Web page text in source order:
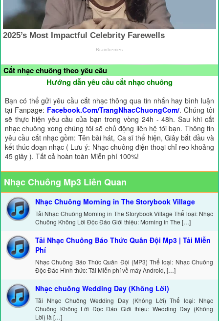
Cắt nhạc chuông theo yêu cầu
Hướng dẫn yêu cầu cắt nhạc chuông
Bạn có thể gửi yêu cầu cắt nhạc thông qua tin nhắn hay bình luận
tại Fanpage: Facebook.Com/TrangNhacChuongCom/. Chúng tôi
sẽ thực hiện yêu cầu của bạn trong vòng 24h - 48h. Sau khi cắt
nhạc chuông xong chúng tôi sẽ chủ động liên hệ tới bạn. Thông tin
yêu cầu cắt nhạc gồm: Tên bài hát, Ca sĩ thể hiện, Giây bắt đầu và
kết thúc đoạn nhạc ( Lưu ý: Nhạc chuông điện thoại chỉ reo khoảng
45 giây ). Tất cả hoàn toàn Miễn phí 100%!
Nhạc Chuông Mp3 Liên Quan
Nhạc Chuông Morning in The Storybook Village
Tải Nhạc Chuông Morning in The Storybook Village Thể loại: Nhạc
Chuông Không Lời Độc Đáo Giới thiệu: Morning in The […]
Tải Nhạc Chuông Báo Thức Quân Đội Mp3 | Tải Miễn
Phí
Nhạc Chuông Báo Thức Quân Đội (MP3) Thể loại: Nhạc Chuông
Độc Đáo Hình thức: Tải Miễn phí về máy Android, […]
Nhạc chuông Wedding Day (Không Lời)
Tải Nhạc Chuông Wedding Day (Không Lời) Thể loại: Nhạc
Chuông Không Lời Độc Đáo Giới thiệu: Wedding Day (Không
Lời) là […]